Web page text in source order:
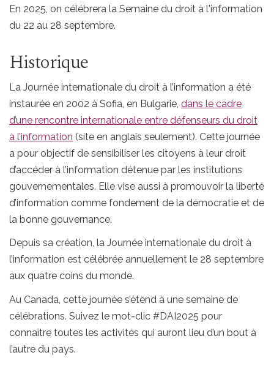
En 2025, on célébrera la Semaine du droit à l'information
du 22 au 28 septembre.
Historique
La Journée internationale du droit à l’information a été
instaurée en 2002 à Sofia, en Bulgarie, dans le cadre
d’une rencontre internationale entre défenseurs du droit
à l’information (site en anglais seulement). Cette journée
a pour objectif de sensibiliser les citoyens à leur droit
d’accéder à l’information détenue par les institutions
gouvernementales. Elle vise aussi à promouvoir la liberté
d’information comme fondement de la démocratie et de
la bonne gouvernance.
Depuis sa création, la Journée internationale du droit à
l’information est célébrée annuellement le 28 septembre
aux quatre coins du monde.
Au Canada, cette journée s’étend à une semaine de
célébrations. Suivez le mot-clic #DAI2025 pour
connaître toutes les activités qui auront lieu d’un bout à
l’autre du pays.